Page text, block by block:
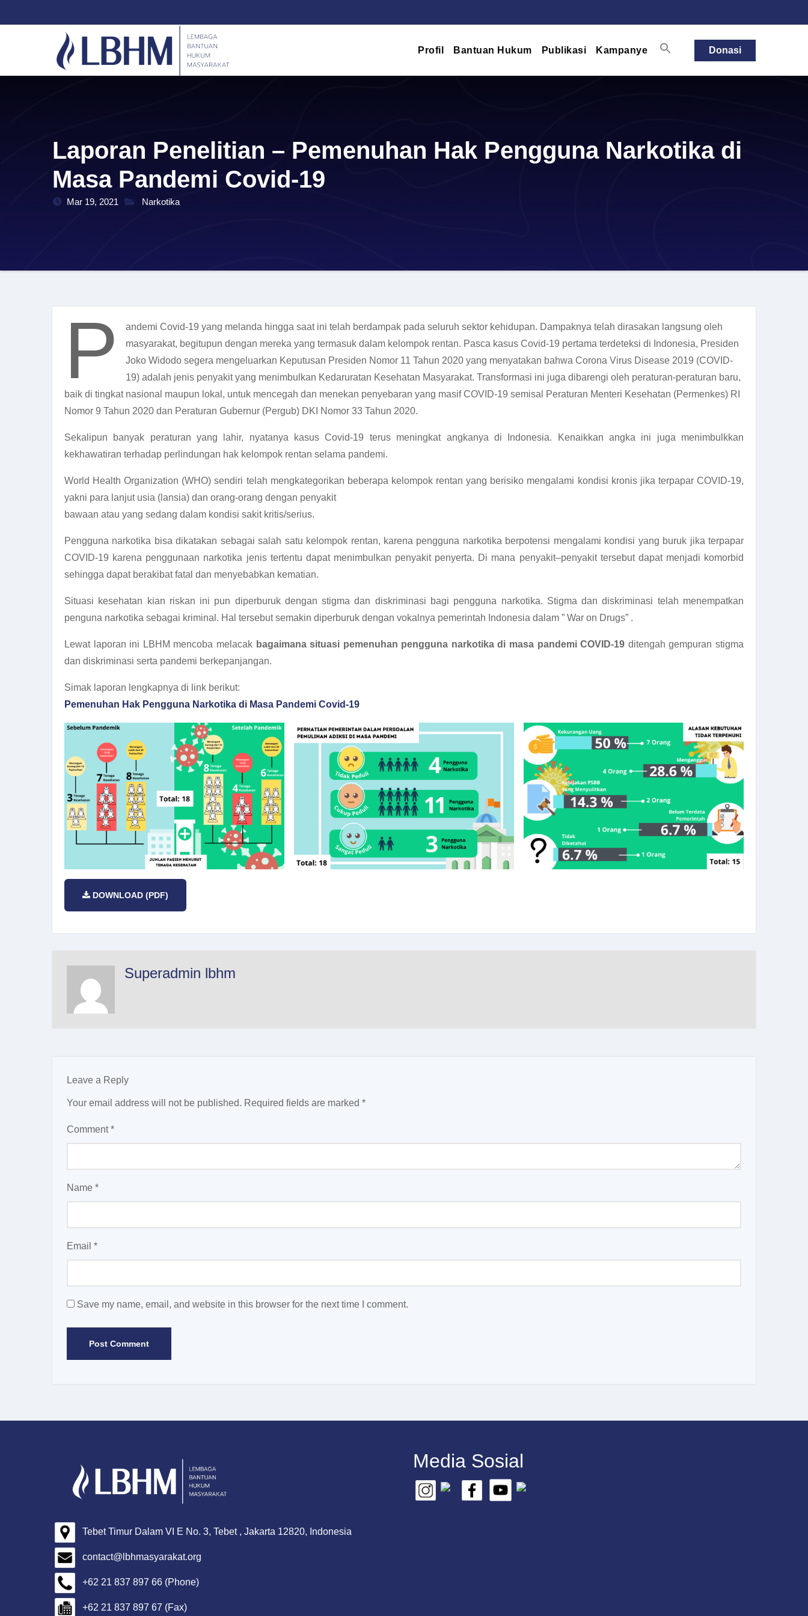
to
Profil
Bantuan Hukum Publikasi Kampanye Donasi
Laporan Penelitian – Pemenuhan Hak Pengguna Narkotika di
Masa Pandemi Covid-19
Mar 19, 2021 Narkotika
P
andemi Covid-19 yang melanda hingga saat ini telah berdampak pada seluruh sektor kehidupan. Dampaknya telah dirasakan langsung oleh
masyarakat, begitupun dengan mereka yang termasuk dalam kelompok rentan. Pasca kasus Covid-19 pertama terdeteksi di Indonesia, Presiden
Joko Widodo segera mengeluarkan Keputusan Presiden Nomor 11 Tahun 2020 yang menyatakan bahwa Corona Virus Disease 2019 (COVID-
19) adalah jenis penyakit yang menimbulkan Kedaruratan Kesehatan Masyarakat. Transformasi ini juga dibarengi oleh peraturan-peraturan baru,
baik di tingkat nasional maupun lokal, untuk mencegah dan menekan penyebaran yang masif COVID-19 semisal Peraturan Menteri Kesehatan (Permenkes) RI
Nomor 9 Tahun 2020 dan Peraturan Gubernur (Pergub) DKI Nomor 33 Tahun 2020.
Sekalipun banyak peraturan yang lahir, nyatanya kasus Covid-19 terus meningkat angkanya di Indonesia. Kenaikkan angka ini juga menimbulkkan
kekhawatiran terhadap perlindungan hak kelompok rentan selama pandemi.
World Health Organization (WHO) sendiri telah mengkategorikan beberapa kelompok rentan yang berisiko mengalami kondisi kronis jika terpapar COVID-19,
yakni para lanjut usia (lansia) dan orang-orang dengan penyakit
bawaan atau yang sedang dalam kondisi sakit kritis/serius.
Pengguna narkotika bisa dikatakan sebagai salah satu kelompok rentan, karena pengguna narkotika berpotensi mengalami kondisi yang buruk jika terpapar
COVID-19 karena penggunaan narkotika jenis tertentu dapat menimbulkan penyakit penyerta. Di mana penyakit–penyakit tersebut dapat menjadi komorbid
sehingga dapat berakibat fatal dan menyebabkan kematian.
Situasi kesehatan kian riskan ini pun diperburuk dengan stigma dan diskriminasi bagi pengguna narkotika. Stigma dan diskriminasi telah menempatkan
penguna narkotika sebagai kriminal. Hal tersebut semakin diperburuk dengan vokalnya pemerintah Indonesia dalam ” War on Drugs” .
Lewat laporan ini LBHM mencoba melacak bagaimana situasi pemenuhan pengguna narkotika di masa pandemi COVID-19 ditengah gempuran stigma
dan diskriminasi serta pandemi berkepanjangan.
Simak laporan lengkapnya di link berikut:
Pemenuhan Hak Pengguna Narkotika di Masa Pandemi Covid-19
DOWNLOAD (PDF)
Superadmin lbhm
Leave a Reply
Your email address will not be published. Required fields are marked *
Comment*
Name *
Email *
Save my name, email, and website in this browser for the next time I comment.
Tebet Timur Dalam VI E No. 3, Tebet , Jakarta 12820, Indonesia
contact@lbhmasyarakat.org
+62 21 837 897 66 (Phone)
+62 21 837 897 67 (Fax)
Media Sosial